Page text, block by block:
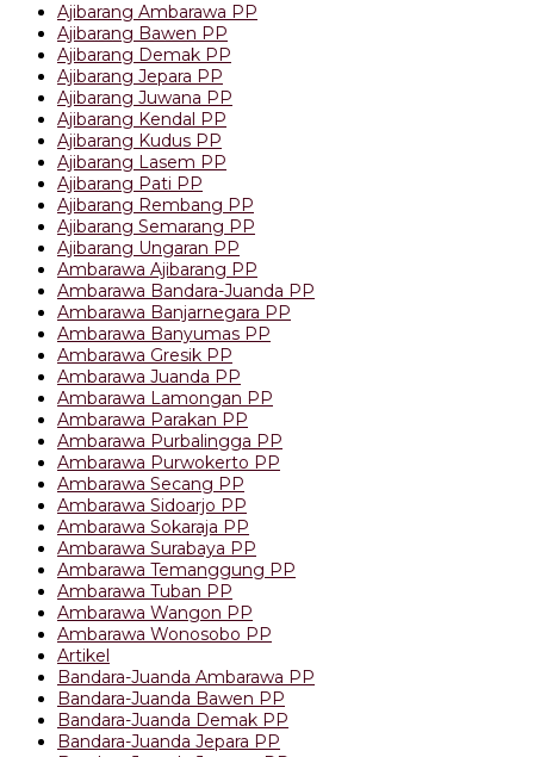
Ajibarang Ambarawa PP
Ajibarang Bawen PP
Ajibarang Demak PP
Ajibarang Jepara PP
Ajibarang Juwana PP
Ajibarang Kendal PP
Ajibarang Kudus PP
Ajibarang Lasem PP
Ajibarang Pati PP
Ajibarang Rembang PP
Ajibarang Semarang PP
Ajibarang Ungaran PP
Ambarawa Ajibarang PP
Ambarawa Bandara-Juanda PP
Ambarawa Banjarnegara PP
Ambarawa Banyumas PP
Ambarawa Gresik PP
Ambarawa Juanda PP
Ambarawa Lamongan PP
Ambarawa Parakan PP
Ambarawa Purbalingga PP
Ambarawa Purwokerto PP
Ambarawa Secang PP
Ambarawa Sidoarjo PP
Ambarawa Sokaraja PP
Ambarawa Surabaya PP
Ambarawa Temanggung PP
Ambarawa Tuban PP
Ambarawa Wangon PP
Ambarawa Wonosobo PP
Artikel
Bandara-Juanda Ambarawa PP
Bandara-Juanda Bawen PP
Bandara-Juanda Demak PP
Bandara-Juanda Jepara PP